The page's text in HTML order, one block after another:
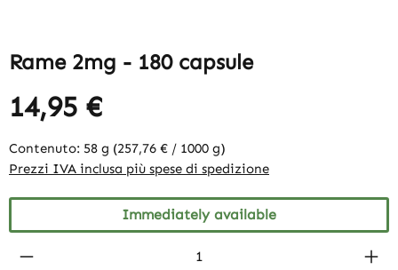
Rame 2mg - 180 capsule
14,95 €
Contenuto: 58 g (257,76 € / 1000 g)
Prezzi IVA inclusa più spese di spedizione
Immediately available
Product Quantity: Enter the desired